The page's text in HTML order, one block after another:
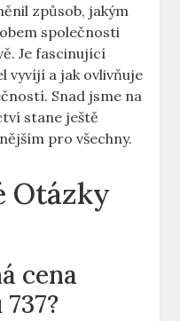
způsob, jakým
společnosti
Je fascinující​
vyvíjí a jak⁤ ovlivňuje
Snad ‌jsme na
stane ještě​
pro všechny.
​Otázky
​cena